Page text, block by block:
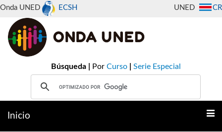
Onda UNED ECSH CR
UNED
Búsqueda | Por Curso Serie Especial
Inicio